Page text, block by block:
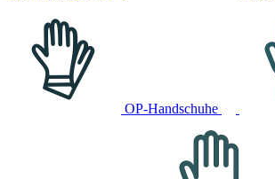
OP-Handschuhe